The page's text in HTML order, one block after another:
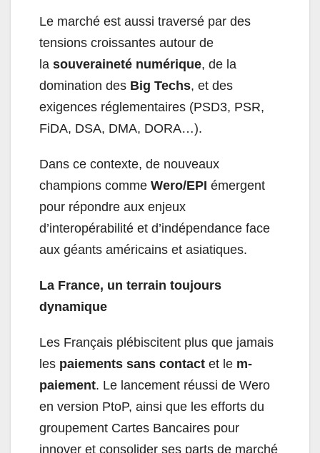
Le marché est aussi traversé par des
tensions croissantes autour de
la souveraineté numérique, de la
domination des Big Techs, et des
exigences réglementaires (PSD3, PSR,
FiDA, DSA, DMA, DORA…).
Dans ce contexte, de nouveaux
champions comme Wero/EPI émergent
pour répondre aux enjeux
d’interopérabilité et d’indépendance face
aux géants américains et asiatiques.
La France, un terrain toujours
dynamique
Les Français plébiscitent plus que jamais
les paiements sans contact et le m-
paiement. Le lancement réussi de Wero
en version PtoP, ainsi que les efforts du
groupement Cartes Bancaires pour
innover et consolider ses parts de marché